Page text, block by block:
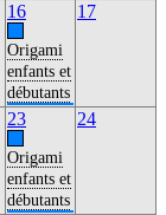
16
Origami
enfants et
débutants
17
23
Origami
enfants et
débutants
24